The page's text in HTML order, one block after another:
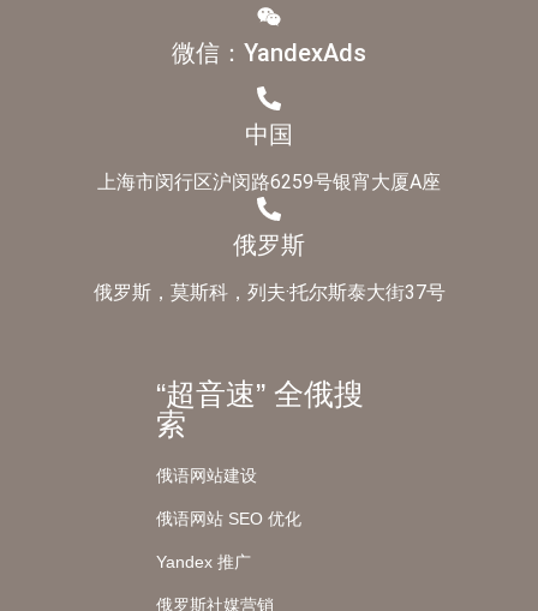
微信：YandexAds
中国
上海市闵行区沪闵路6259号银宵大厦A座
俄罗斯
俄罗斯，莫斯科，列夫·托尔斯泰大街37号
“超音速” 全俄搜
索
俄语网站建设
俄语网站 SEO 优化
Yandex 推广
俄罗斯社媒营销